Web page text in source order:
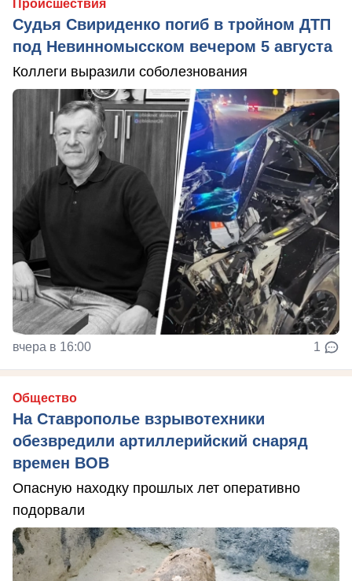
Происшествия
Судья Свириденко погиб в тройном ДТП
под Невинномысском вечером 5 августа
Коллеги выразили соболезнования
вчера в 16:00 1
Общество
На Ставрополье взрывотехники
обезвредили артиллерийский снаряд
времен ВОВ
Опасную находку прошлых лет оперативно
подорвали